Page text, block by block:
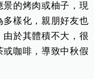
的烤肉或柚子，現
樣化，親朋好友也
於其體積不大，很
咖啡，導致中秋假